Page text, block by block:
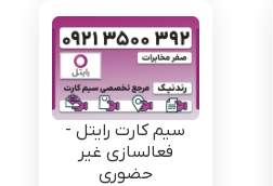
بود.
است.
سیم کارت رایتل -
فعالسازی غیر
حضوری